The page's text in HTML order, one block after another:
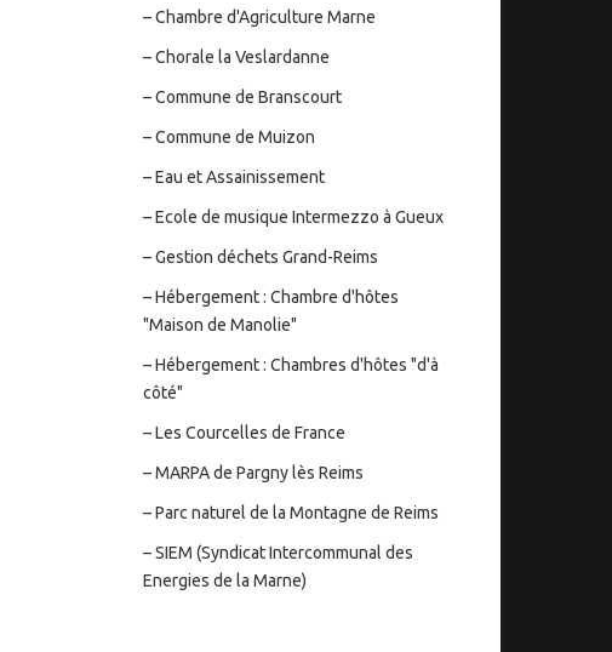
– Chambre d'Agriculture Marne
– Chorale la Veslardanne
– Commune de Branscourt
– Commune de Muizon
– Eau et Assainissement
– Ecole de musique Intermezzo à Gueux
– Gestion déchets Grand-Reims
– Hébergement : Chambre d'hôtes
"Maison de Manolie"
– Hébergement : Chambres d'hôtes "d'à
côté"
– Les Courcelles de France
– MARPA de Pargny lès Reims
– Parc naturel de la Montagne de Reims
– SIEM (Syndicat Intercommunal des
Energies de la Marne)